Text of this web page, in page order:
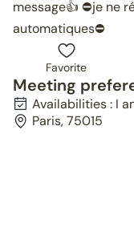
message👍 ⛔️je ne
automatiques⛔️
Favorite
Meeting
Availabilities : I
Paris, 75015